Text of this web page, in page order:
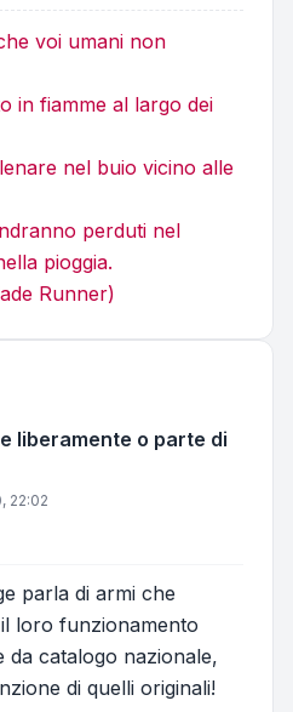
voi umani non
in fiamme al largo dei
nel buio vicino alle
perduti nel
pioggia.
Runner)
liberamente o parte di
22:02
parla di armi che
loro funzionamento
da catalogo nazionale,
di quelli originali!